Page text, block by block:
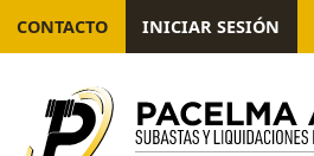
CONTACTO INICIAR SESIÓN